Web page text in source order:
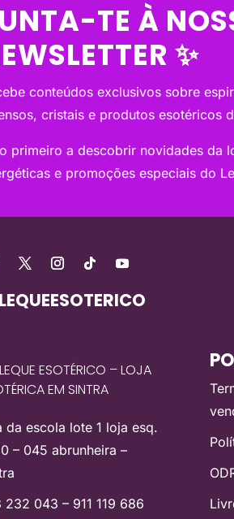
TE À
✨
conteúdos exclusivos sobre
cristais e produtos esotéricos
primeiro a descobrir novidades da
e promoções especiais do
ESOTÉRICO – LOJA
EM SINTRA
da escola lote 1 loja esq.
– 045 abrunheira –
232 043 – 911 119 686